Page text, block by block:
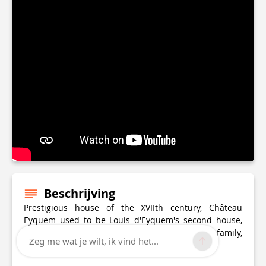
Beschrijving
Prestigious house of the XVIIth century, Château
Eyquem used to be Louis d'Eyquem's second house,
member of Michel Eyquem de Montaigne's family,
famous philosopher.
Zeg me wat je wilt, ik vind het...